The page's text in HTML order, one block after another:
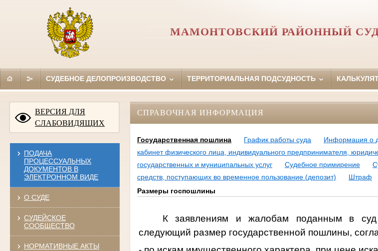
МАМОНТОВСКИЙ РАЙОННЫЙ
СУДЕБНОЕ ДЕЛОПРОИЗВОДСТВО ТЕРРИТОРИАЛЬНАЯ ПОДСУДНОСТЬ
ВЕРСИЯ ДЛЯ
СЛАБОВИДЯЩИХ
ПОДАЧА
ПРОЦЕССУАЛЬНЫХ
ДОКУМЕНТОВ В
ЭЛЕКТРОННОМ ВИДЕ
О СУДЕ
СУДЕЙСКОЕ
СООБЩЕСТВО
НОРМАТИВНЫЕ АКТЫ
СПРАВОЧНАЯ ИНФОРМАЦИЯ
Государственная пошлина График работы суда
Информация о
кабинет физического лица, индивидуального предпринимателя,
государственных и муниципальных услуг
Судебное примирение
средств, поступающих во временное пользование (депозит)
Штраф
Размеры госпошлины
К заявлениям и жалобам поданным в суд
следующий размер государственной пошлины,